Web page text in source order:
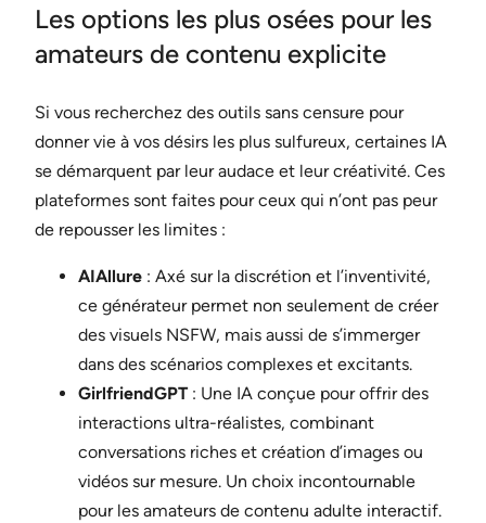
Les options les plus osées pour les
amateurs de contenu explicite
Si vous recherchez des outils sans censure pour
donner vie à vos désirs les plus sulfureux, certaines IA
se démarquent par leur audace et leur créativité. Ces
plateformes sont faites pour ceux qui n’ont pas peur
de repousser les limites :
AIAllure : Axé sur la discrétion et l’inventivité,
ce générateur permet non seulement de créer
des visuels NSFW, mais aussi de s’immerger
dans des scénarios complexes et excitants.
GirlfriendGPT: Une IA conçue pour offrir des
interactions ultra-réalistes, combinant
conversations riches et création d’images ou
vidéos sur mesure. Un choix incontournable
pour les amateurs de contenu adulte interactif.